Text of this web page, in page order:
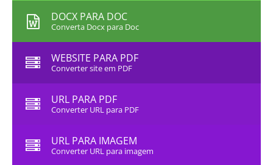
DOCX PARA DOC
Converta Docx para Doc
WEBSITE PARA PDF
Converter site em PDF
URL PARA PDF
Converter URL para PDF
URL PARA IMAGEM
Converter URL para imagem